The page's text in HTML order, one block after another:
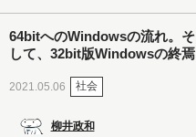
64bitへのWindowsの流れ。そ
して、32bit版Windowsの終焉
2021.05.06 社会
柳井政和